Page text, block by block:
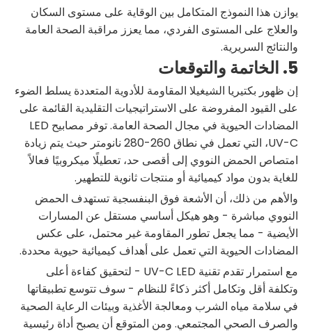
يوازن هذا النموذج المتكامل بين الوقاية على مستوى السكان
والعلاج على المستوى الفردي، مما يعزز مراقبة الصحة العامة
والنتائج السريرية.
5. الخاتمة والتوقعات
إن ظهور بكتيريا الشيغيلا المقاومة للأدوية المتعددة يسلط الضوء
على القيود المفروضة على الاستراتيجيات التقليدية القائمة على
المضادات الحيوية في مجال الصحة العامة. توفر مصابيح LED
UV-C، التي تعمل في نطاق 260-280 نانومتر حيث يتم زيادة
امتصاص الحمض النووي إلى أقصى حد، تعطيلًا ميكروبيًا فعالاً
للغاية بدون مواد كيميائية أو منتجات ثانوية للتطهير.
والأهم من ذلك، أن الأشعة فوق البنفسجية تستهدف الحمض
النووي مباشرة - وهو هيكل أساسي مستقل عن المسارات
الأيضية - مما يجعل تطور المقاومة غير محتمل، على عكس
المضادات الحيوية التي تعمل على أهداف كيميائية حيوية محددة.
مع استمرار تقدم تقنية UV-C LED - لتحقيق كفاءة أعلى
وتكلفة أقل وتكامل أكثر ذكاءً للنظام - سوف تتوسع تطبيقاتها
في سلامة مياه الشرب ومعالجة الأغذية وبيئات الرعاية الصحية
والصرف الصحي المجتمعي. ومن المتوقع أن يصبح أداة رئيسية